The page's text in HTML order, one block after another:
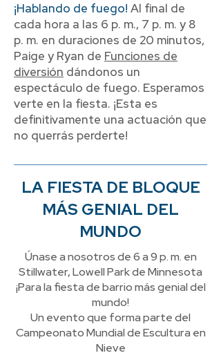
¡Hablando de fuego! Al final de
cada hora a las 6 p. m., 7 p. m. y 8
p. m. en duraciones de 20 minutos,
Paige y Ryan de Funciones de
diversión dándonos un
espectáculo de fuego. Esperamos
verte en la fiesta. ¡Esta es
definitivamente una actuación que
no querrás perderte!
LA FIESTA DE BLOQUE
MÁS GENIAL DEL
MUNDO
Únase a nosotros de 6 a 9 p. m. en
Stillwater, Lowell Park de Minnesota
¡Para la fiesta de barrio más genial del
mundo!
Un evento que forma parte del
Campeonato Mundial de Escultura en
Nieve